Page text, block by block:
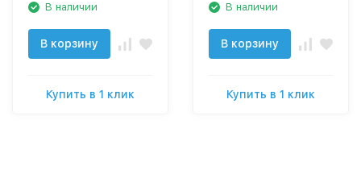
В наличии
В корзину
Купить в 1 клик
В наличии
В корзину
Купить в 1 клик